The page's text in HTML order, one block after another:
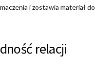
i zostawia materiał do
relacji